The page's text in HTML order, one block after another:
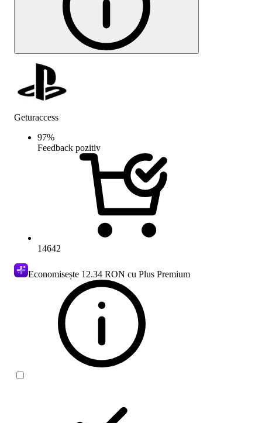
Geturaccess
97%
Feedback pozitiv
14642
Economisește 12.34 RON cu Plus Premium